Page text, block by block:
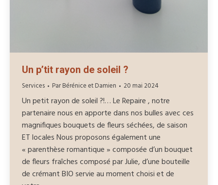
Un p’tit rayon de soleil ?
Services ParBérénice et Damien 20 mai 2024
Un petit rayon de soleil ?!… Le Repaire , notre
partenaire nous en apporte dans nos bulles avec ces
magnifiques bouquets de fleurs séchées, de saison
ET locales Nous proposons également une
« parenthèse romantique » composée d’un bouquet
de fleurs fraîches composé par Julie, d’une bouteille
de crémant BIO servie au moment choisi et de